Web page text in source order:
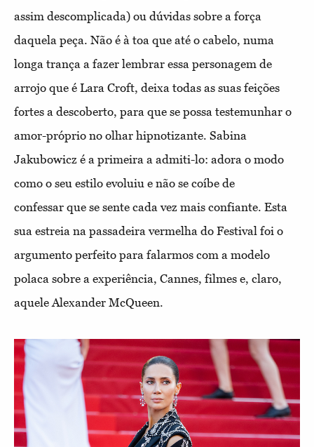
assim descomplicada) ou dúvidas sobre a força
daquela peça. Não é à toa que até o cabelo, numa
longa trança a fazer lembrar essa personagem de
arrojo que é Lara Croft, deixa todas as suas feições
fortes a descoberto, para que se possa testemunhar o
amor-próprio no olhar hipnotizante. Sabina
Jakubowicz é a primeira a admiti-lo: adora o modo
como o seu estilo evoluiu e não se coíbe de
confessar que se sente cada vez mais confiante. Esta
sua estreia na passadeira vermelha do Festival foi o
argumento perfeito para falarmos com a modelo
polaca sobre a experiência, Cannes, filmes e, claro,
aquele Alexander McQueen.